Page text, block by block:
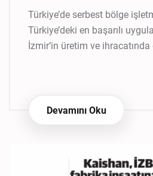
Türkiye’de serbest bölge
Türkiye’deki en başarılı
İzmir’in üretim ve ihracatında
Devamını Oku